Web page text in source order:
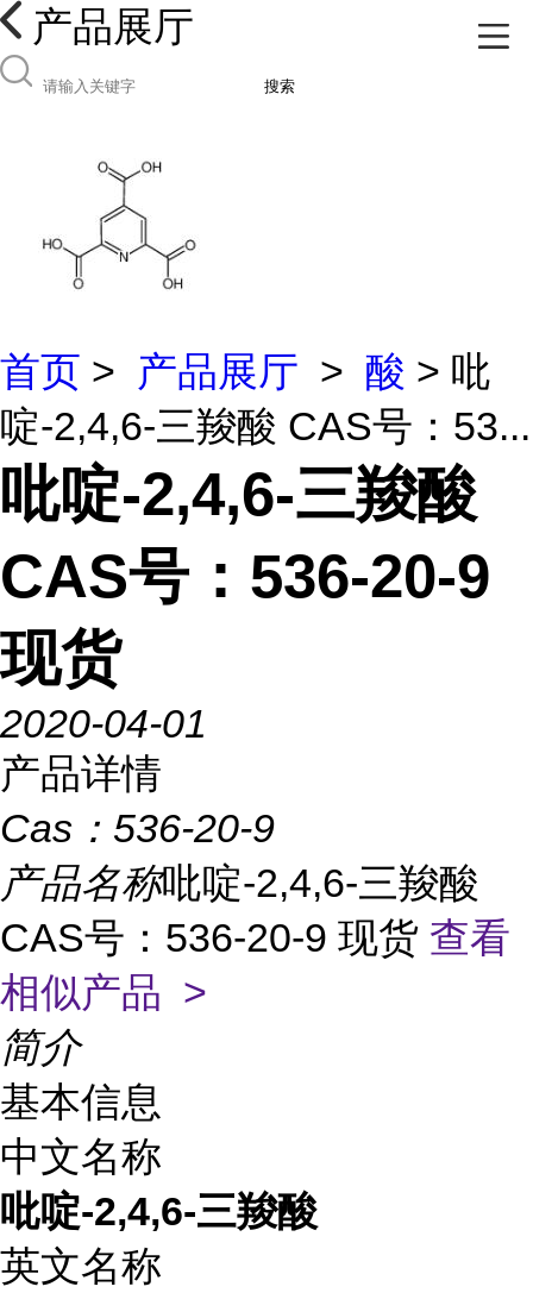
产品展厅
搜索
首页 > 产品展厅 > 酸 > 吡
啶-2,4,6-三羧酸 CAS号：53...
吡啶-2,4,6-三羧酸
CAS号：536-20-9
现货
2020-04-01
产品详情
Cas： 536-20-9
产品名称吡啶-2,4,6-三羧酸
CAS号：536-20-9 现货 查看
相似产品 >
简介
基本信息
中文名称
吡啶-2,4,6-三羧酸
英文名称